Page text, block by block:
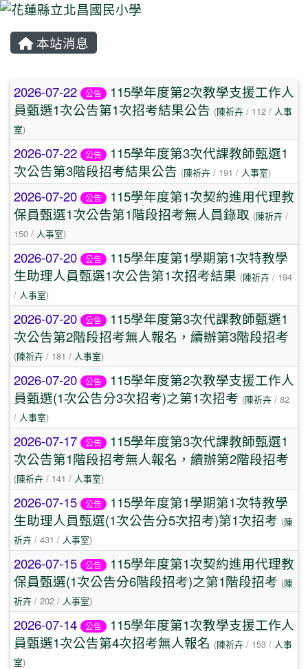
本站消息
文章列表
2026-07-22 公告
115學年度第2次教學支援工作人
員甄選1次公告第1次招考結果公告 (陳祈卉 / 112 / 人事
室)
2026-07-22 公告
115學年度第3次代課教師甄選1
次公告第3階段招考結果公告 (陳祈卉 / 191 / 人事室)
2026-07-20 公告
115學年度第1次契約進用代理教
保員甄選1次公告第1階段招考無人員錄取 (陳祈卉 /
150 / 人事室)
2026-07-20 公告
115學年度第1學期第1次特教學
生助理人員甄選1次公告第1次招考結果 (陳祈卉 / 194
/ 人事室)
2026-07-20 公告
115學年度第3次代課教師甄選1
次公告第2階段招考無人報名，續辦第3階段招考
(陳祈卉 / 181 / 人事室)
2026-07-20 公告
115學年度第2次教學支援工作人
員甄選(1次公告分3次招考)之第1次招考 (陳祈卉 / 82
/ 人事室)
2026-07-17 公告
115學年度第3次代課教師甄選1
次公告第1階段招考無人報名，續辦第2階段招考
(陳祈卉 / 141 / 人事室)
2026-07-15 公告
115學年度第1學期第1次特教學
生助理人員甄選(1次公告分5次招考)第1次招考 (陳
祈卉 / 431 / 人事室)
2026-07-15 公告
115學年度第1次契約進用代理教
保員甄選(1次公告分6階段招考)之第1階段招考 (陳
祈卉 / 202 / 人事室)
2026-07-14 公告
115學年度第1次教學支援工作人
員甄選1次公告第4次招考無人報名 (陳祈卉 / 153 / 人事
室)